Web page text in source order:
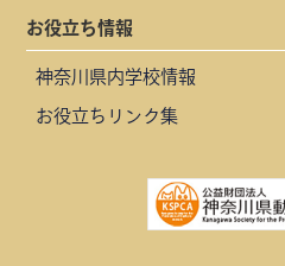
お役立ち情報
神奈川県内学校情報
お役立ちリンク集